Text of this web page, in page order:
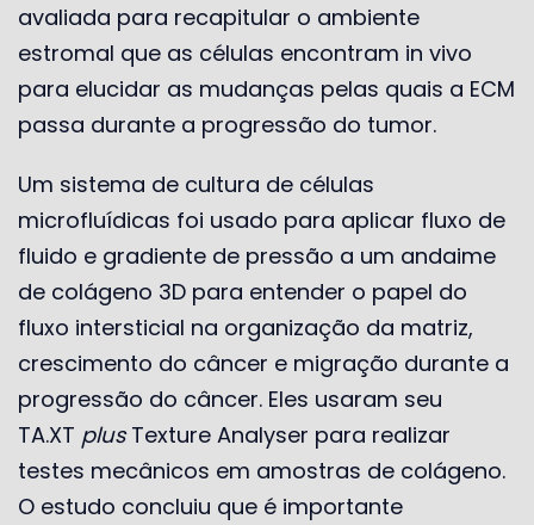
avaliada para recapitular o ambiente
estromal que as células encontram in vivo
para elucidar as mudanças pelas quais a ECM
passa durante a progressão do tumor.
Um sistema de cultura de células
microfluídicas foi usado para aplicar fluxo de
fluido e gradiente de pressão a um andaime
de colágeno 3D para entender o papel do
fluxo intersticial na organização da matriz,
crescimento do câncer e migração durante a
progressão do câncer. Eles usaram seu
TA.XT plusTexture Analyser para realizar
testes mecânicos em amostras de colágeno.
O estudo concluiu que é importante